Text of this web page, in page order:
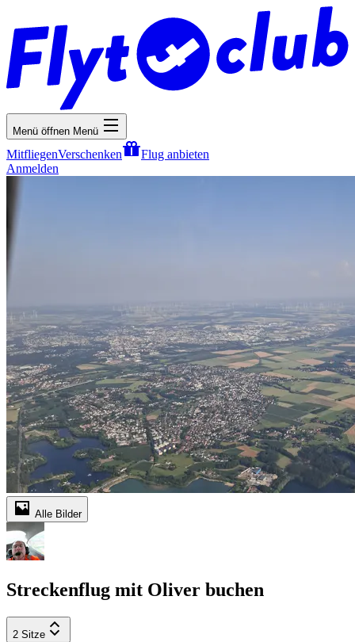
Menü öffnen Menü
MitfliegenVerschenken
Flug anbieten
Anmelden
Alle Bilder
Streckenflug mit Oliver buchen
2 Sitze